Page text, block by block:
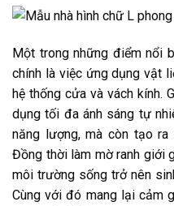
Một trong những điểm nổi
chính là việc ứng dụng vật
hệ thống cửa và vách kính.
dụng tối đa ánh sáng tự
năng lượng, mà còn tạo
Đồng thời làm mờ ranh giới
môi trường sống trở nên
Cùng với đó mang lại cảm